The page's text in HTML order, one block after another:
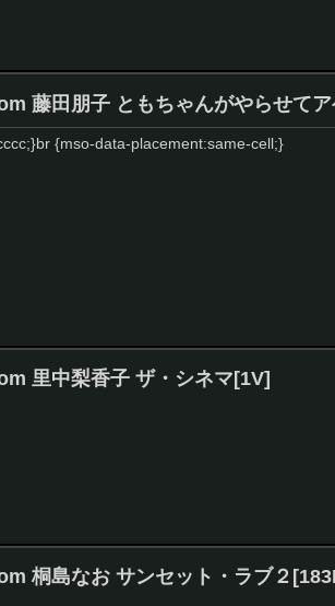
藤田朋子 ともちゃんがやらせて
{mso-data-placement:same-cell;}
里中梨香子 ザ・シネマ[1V]
桐島なお サンセット・ラブ２